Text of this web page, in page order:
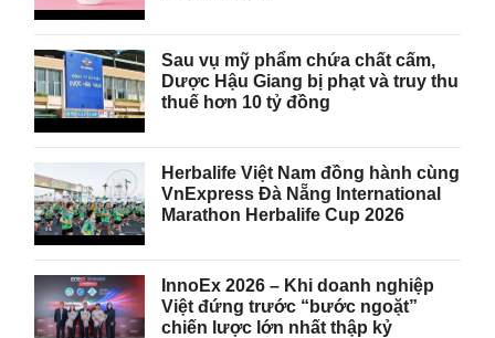
Sau vụ mỹ phẩm chứa chất cấm,
Dược Hậu Giang bị phạt và truy thu
thuế hơn 10 tỷ đồng
Herbalife Việt Nam đồng hành cùng
VnExpress Đà Nẵng International
Marathon Herbalife Cup 2026
InnoEx 2026 – Khi doanh nghiệp
Việt đứng trước “bước ngoặt”
chiến lược lớn nhất thập kỷ